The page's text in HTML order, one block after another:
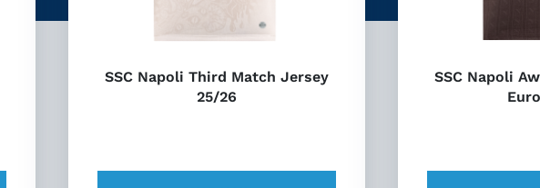
SSC Napoli Third Match Jersey
25/26
SSC Napoli